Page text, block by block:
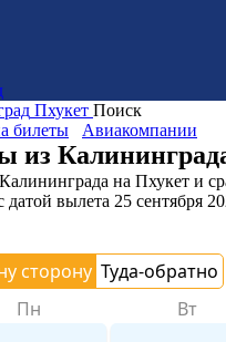
Пхукет Поиск
билеты Авиакомпании
из
на Пхукет и
датой вылета 25 сентября
сторону Туда-обратно
Пн Вт